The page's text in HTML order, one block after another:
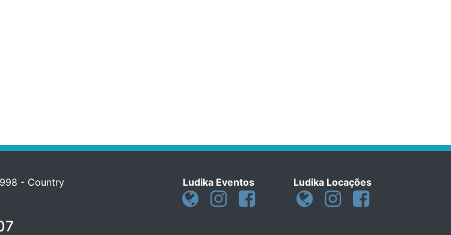
- Country
Ludika Eventos Ludika Locações